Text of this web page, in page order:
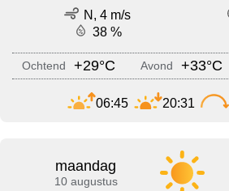
N, 4 m/s
38 %
Ochtend +29°C Avond +33°C
06:45 20:31
maandag
10 augustus